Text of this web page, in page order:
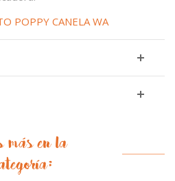
POPPY CANELA WA
más en la